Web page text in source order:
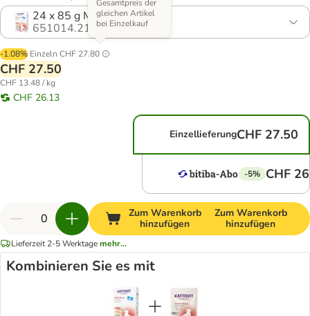
24 x 85 g Mix (4 Sorten)
651014.21
-1.08% Einzeln CHF 27.80
Gesamtpreis der
gleichen Artikel
bei Einzelkauf
CHF 27.50
CHF 13.48 / kg
CHF 26.13
EinzellieferungCHF 27.50
-5% CHF
Zum Warenkorb
hinzufügen
Zum Warenkorb
hinzufügen
Lieferzeit 2-5 Werktagemehr...
Kombinieren Sie es mit